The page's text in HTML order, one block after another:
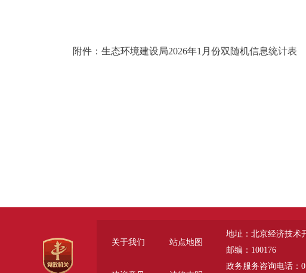
附件：生态环境建设局2026年1月份双随机信息统计表
关于我们 站点地图
地址：北京经济技术
邮编：100176
政务服务咨询电话：